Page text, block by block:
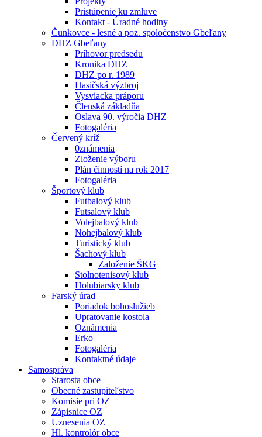
Pristúpenie ku zmluve
Kontakt - Úradné hodiny
Čunkovce - lesné a poz. spoločenstvo Gbeľany
DHZ Gbeľany
Príhovor predsedu
Kronika DHZ
DHZ po r. 1989
Hasičská výzbroj
Vysviacka práporu
Členská základňa
Oslava 90. výročia DHZ
Fotogaléria
Červený kríž
0známenia
Zloženie výboru
Plán činností na rok 2017
Fotogaléria
Športový klub
Futbalový klub
Futsalový klub
Volejbalový klub
Nohejbalový klub
Turistický klub
Šachový klub
Založenie ŠKG
Stolnotenisový klub
Holubiarsky klub
Farský úrad
Poriadok bohoslužieb
Upratovanie kostola
Oznámenia
Erko
Fotogaléria
Kontaktné údaje
Samospráva
Starosta obce
Obecné zastupiteľstvo
Komisie pri OZ
Zápisnice OZ
Uznesenia OZ
Hl. kontrolór obce